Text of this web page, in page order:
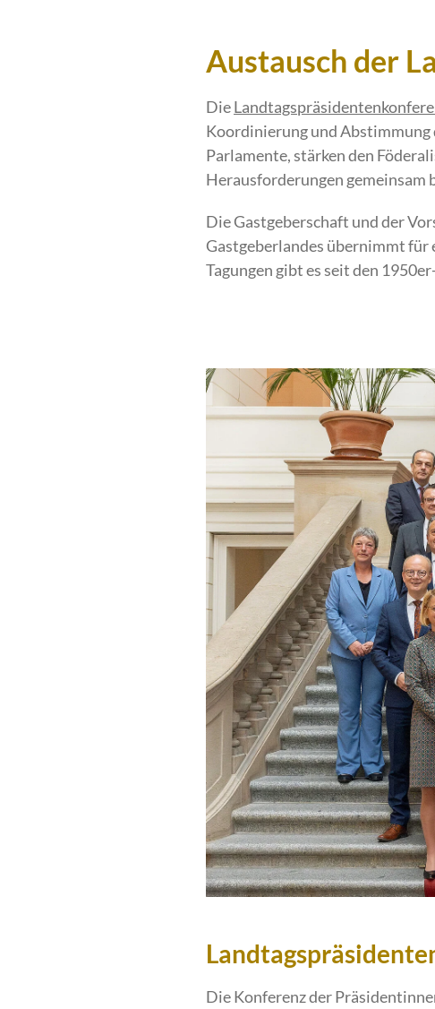
Austausch der
Die
Koordinierung und Abstimmung
Parlamente, stärken den
Herausforderungen gemeinsam
Die Gastgeberschaft und der
Gastgeberlandes übernimmt für
Tagungen gibt es seit den
Die Konferenz der